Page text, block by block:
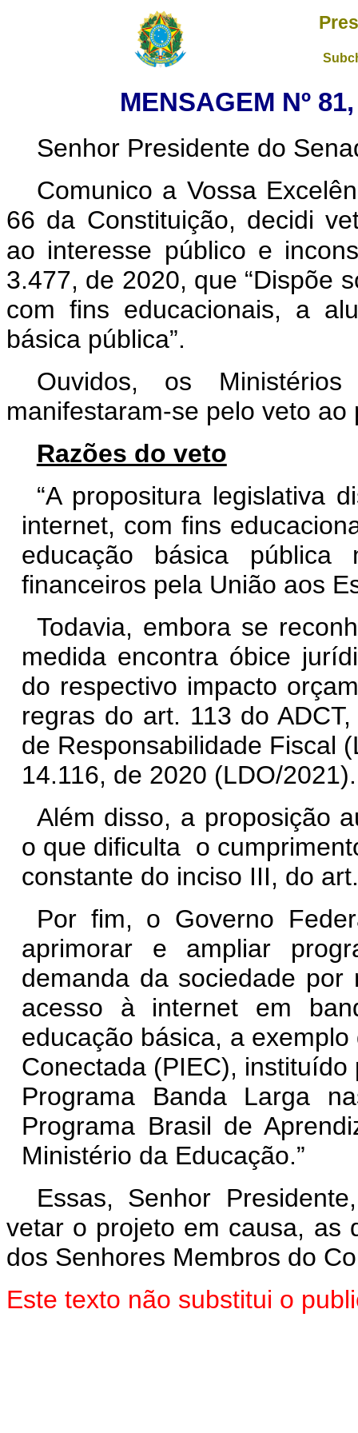
MENSAGEM Nº
Senhor Presidente do
Comunico a Vossa
66 da Constituição, decidi
ao interesse público e
3.477, de 2020, que “Dispõe
com fins educacionais, a
básica pública”.
Ouvidos, os
manifestaram-se pelo veto
Razões do veto
“A propositura legislativa
internet, com fins
educação básica
financeiros pela União aos
Todavia, embora se
medida encontra óbice
do respectivo impacto
regras do art. 113 do
de Responsabilidade Fiscal
14.116, de 2020 (LDO/2021).
Além disso, a proposição
o que dificulta o
constante do inciso III, do
Por fim, o Governo
aprimorar e ampliar
demanda da sociedade
acesso à internet em
educação básica, a
Conectada (PIEC),
Programa Banda Larga
Programa Brasil de
Ministério da Educação.”
Essas, Senhor
vetar o projeto em causa, as
dos Senhores Membros do
Este texto não substitui o